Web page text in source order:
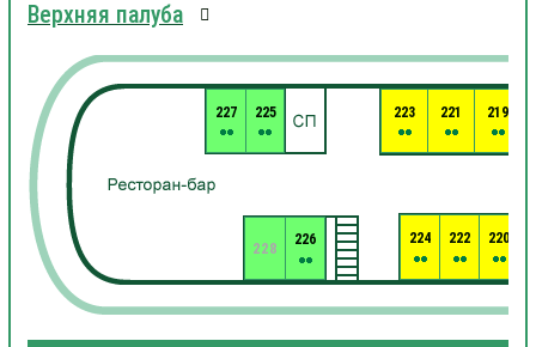
Верхняя палуба
219
220
221
222
223
224
225
226
227
228